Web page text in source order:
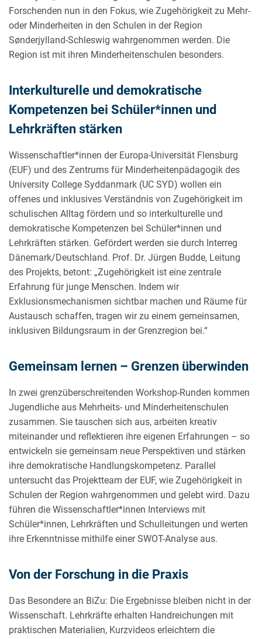
Forschenden nun in den Fokus, wie Zugehörigkeit zu Mehr-
oder Minderheiten in den Schulen in der Region
Sønderjylland-Schleswig wahrgenommen werden. Die
Region ist mit ihren Minderheitenschulen besonders.
Interkulturelle und demokratische
Kompetenzen bei Schüler*innen und
Lehrkräften stärken
Wissenschaftler*innen der Europa-Universität Flensburg
(EUF) und des Zentrums für Minderheitenpädagogik des
University College Syddanmark (UC SYD) wollen ein
offenes und inklusives Verständnis von Zugehörigkeit im
schulischen Alltag fördern und so interkulturelle und
demokratische Kompetenzen bei Schüler*innen und
Lehrkräften stärken. Gefördert werden sie durch Interreg
Dänemark/Deutschland. Prof. Dr. Jürgen Budde, Leitung
des Projekts, betont: „Zugehörigkeit ist eine zentrale
Erfahrung für junge Menschen. Indem wir
Exklusionsmechanismen sichtbar machen und Räume für
Austausch schaffen, tragen wir zu einem gemeinsamen,
inklusiven Bildungsraum in der Grenzregion bei.“
Gemeinsam lernen – Grenzen überwinden
In zwei grenzüberschreitenden Workshop-Runden kommen
Jugendliche aus Mehrheits- und Minderheitenschulen
zusammen. Sie tauschen sich aus, arbeiten kreativ
miteinander und reflektieren ihre eigenen Erfahrungen – so
entwickeln sie gemeinsam neue Perspektiven und stärken
ihre demokratische Handlungskompetenz. Parallel
untersucht das Projektteam der EUF, wie Zugehörigkeit in
Schulen der Region wahrgenommen und gelebt wird. Dazu
führen die Wissenschaftler*innen Interviews mit
Schüler*innen, Lehrkräften und Schulleitungen und werten
ihre Erkenntnisse mithilfe einer SWOT-Analyse aus.
Von der Forschung in die Praxis
Das Besondere an BiZu: Die Ergebnisse bleiben nicht in der
Wissenschaft. Lehrkräfte erhalten Handreichungen mit
praktischen Materialien, Kurzvideos erleichtern die